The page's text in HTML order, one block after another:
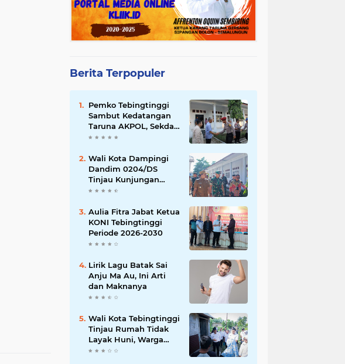
Berita Terpopuler
Pemko Tebingtinggi
Sambut Kedatangan
Taruna AKPOL, Sekda:
Jadikan Momen
Wali Kota Dampingi
Dandim 0204/DS
Tinjau Kunjungan
Taruna AKPOL di
Tebingtinggi
Aulia Fitra Jabat Ketua
KONI Tebingtinggi
Periode 2026-2030
Lirik Lagu Batak Sai
Anju Ma Au, Ini Arti
dan Maknanya
Wali Kota Tebingtinggi
Tinjau Rumah Tidak
Layak Huni, Warga
Sampaikan Apresiasi